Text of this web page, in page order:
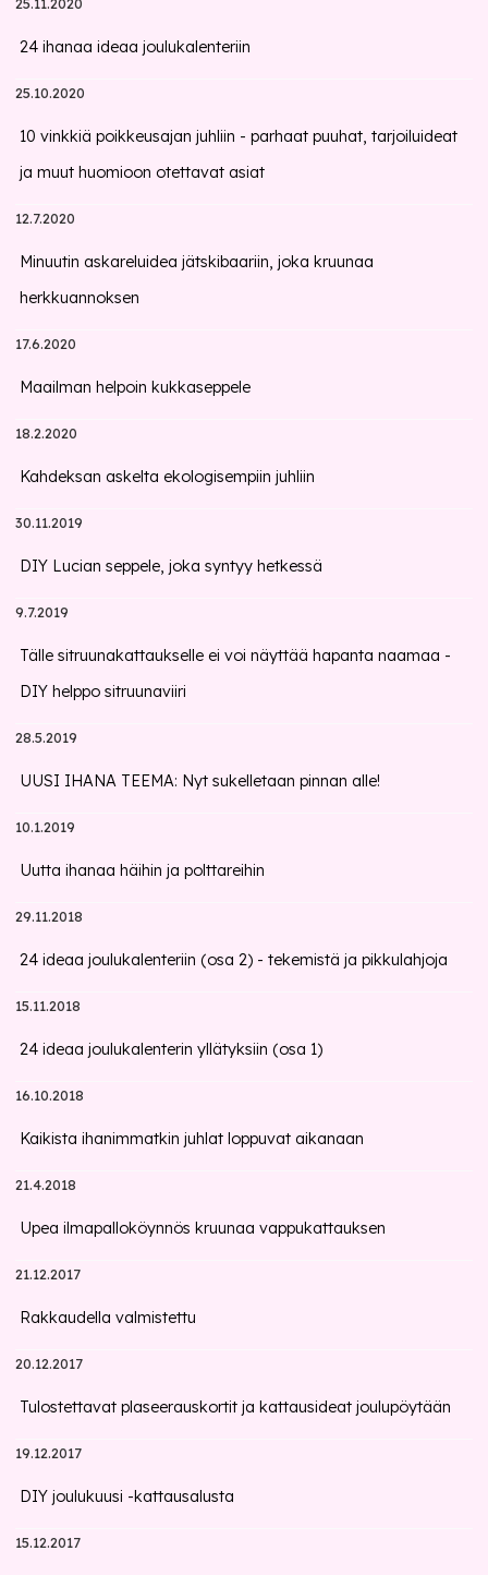
24 ihanaa ideaa joulukalenteriin
25.10.2020
10 vinkkiä poikkeusajan juhliin - parhaat puuhat, tarjoiluideat
ja muut huomioon otettavat asiat
12.7.2020
Minuutin askareluidea jätskibaariin, joka kruunaa
herkkuannoksen
17.6.2020
Maailman helpoin kukkaseppele
18.2.2020
Kahdeksan askelta ekologisempiin juhliin
30.11.2019
DIY Lucian seppele, joka syntyy hetkessä
9.7.2019
Tälle sitruunakattaukselle ei voi näyttää hapanta naamaa -
DIY helppo sitruunaviiri
28.5.2019
UUSI IHANA TEEMA: Nyt sukelletaan pinnan alle!
10.1.2019
Uutta ihanaa häihin ja polttareihin
29.11.2018
24 ideaa joulukalenteriin (osa 2) - tekemistä ja pikkulahjoja
15.11.2018
24 ideaa joulukalenterin yllätyksiin (osa 1)
16.10.2018
Kaikista ihanimmatkin juhlat loppuvat aikanaan
21.4.2018
Upea ilmapalloköynnös kruunaa vappukattauksen
21.12.2017
Rakkaudella valmistettu
20.12.2017
Tulostettavat plaseerauskortit ja kattausideat joulupöytään
19.12.2017
DIY joulukuusi -kattausalusta
15.12.2017